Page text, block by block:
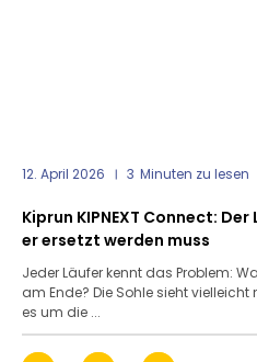
12. April 2026 3 Minuten zu lesen
Kiprun KIPNEXT Connect:
er ersetzt werden muss
Jeder Läufer kennt das Problem:
am Ende? Die Sohle sieht
es um die ...